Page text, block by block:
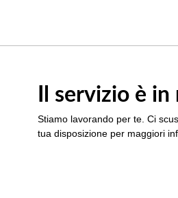
Il servizio è
Stiamo lavorando per te. Ci
tua disposizione per maggiori